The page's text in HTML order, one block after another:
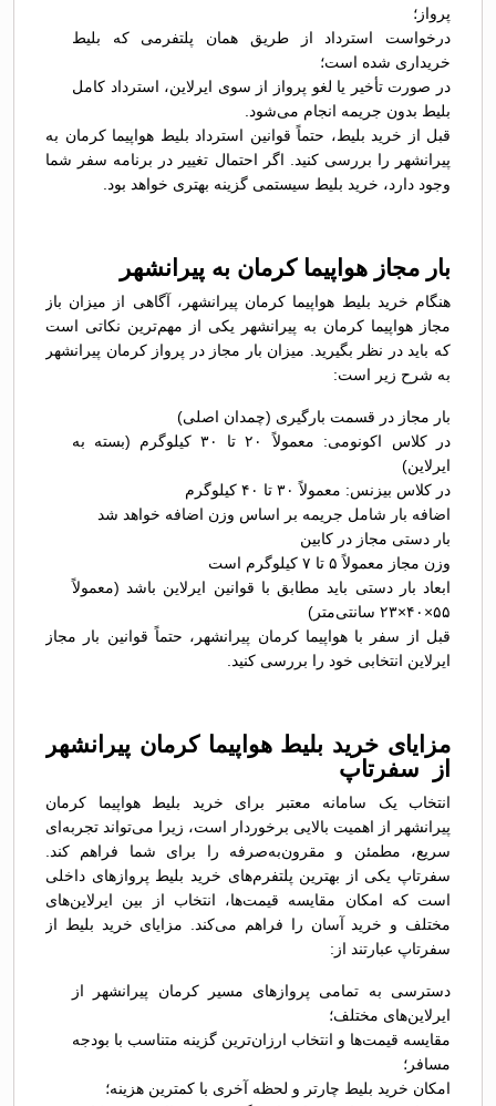
پرواز؛
درخواست استرداد از طریق همان پلتفرمی که بلیط
خریداری شده است؛
در صورت تأخیر یا لغو پرواز از سوی ایرلاین، استرداد کامل
بلیط بدون جریمه انجام می‌شود.
قبل از خرید بلیط، حتماً قوانین استرداد بلیط هواپیما کرمان به
پیرانشهر را بررسی کنید. اگر احتمال تغییر در برنامه سفر شما
وجود دارد، خرید بلیط سیستمی گزینه بهتری خواهد بود.
بار مجاز هواپیما کرمان به پیرانشهر
هنگام خرید بلیط هواپیما کرمان پیرانشهر، آگاهی از میزان باز
مجاز هواپیما کرمان به پیرانشهر یکی از مهم‌ترین نکاتی است
که باید در نظر بگیرید. میزان بار مجاز در پرواز کرمان پیرانشهر
به شرح زیر است:
بار مجاز در قسمت بارگیری (چمدان اصلی)
در کلاس اکونومی: معمولاً ۲۰ تا ۳۰ کیلوگرم (بسته به
ایرلاین)
در کلاس بیزنس: معمولاً ۳۰ تا ۴۰ کیلوگرم
اضافه بار شامل جریمه بر اساس وزن اضافه خواهد شد
بار دستی مجاز در کابین
وزن مجاز معمولاً ۵ تا ۷ کیلوگرم است
ابعاد بار دستی باید مطابق با قوانین ایرلاین باشد (معمولاً
۵۵×۴۰×۲۳ سانتی‌متر)
قبل از سفر با هواپیما کرمان پیرانشهر، حتماً قوانین بار مجاز
ایرلاین انتخابی خود را بررسی کنید.
مزایای خرید بلیط هواپیما کرمان پیرانشهر
از سفرتاپ
انتخاب یک سامانه معتبر برای خرید بلیط هواپیما کرمان
پیرانشهر از اهمیت بالایی برخوردار است، زیرا می‌تواند تجربه‌ای
سریع، مطمئن و مقرون‌به‌صرفه را برای شما فراهم کند.
سفرتاپ یکی از بهترین پلتفرم‌های خرید بلیط پروازهای داخلی
است که امکان مقایسه قیمت‌ها، انتخاب از بین ایرلاین‌های
مختلف و خرید آسان را فراهم می‌کند. مزایای خرید بلیط از
سفرتاپ عبارتند از:
دسترسی به تمامی پروازهای مسیر کرمان پیرانشهر از
ایرلاین‌های مختلف؛
مقایسه قیمت‌ها و انتخاب ارزان‌ترین گزینه متناسب با بودجه
مسافر؛
امکان خرید بلیط چارتر و لحظه آخری با کمترین هزینه؛